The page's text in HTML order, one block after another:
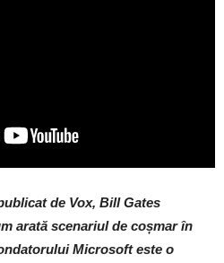
de Vox, Bill Gates
arată scenariul de coșmar în
Microsoft este o